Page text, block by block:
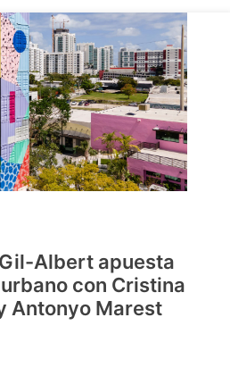
Albert apuesta
con Cristina
Antonyo Marest